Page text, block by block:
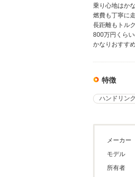
乗り心地はか
燃費も丁寧に
長距離もトル
800万円くら
かなりおすす
特徴
ハンドリン
メーカー
モデル
所有者